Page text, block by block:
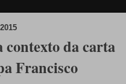
da carta
Francisco